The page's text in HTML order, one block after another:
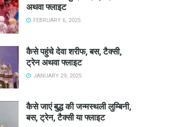
अथवा फ्लाइट
FEBRUARY 6, 2025
कैसे पहुंचे देवा शरीफ, बस, टैक्सी,
ट्रेन अथवा फ्लाइट
JANUARY 29, 2025
कैसे जाएं बुद्ध की जन्मस्थली लुम्बिनी,
बस, ट्रेन, टैक्सी या फ्लाइट